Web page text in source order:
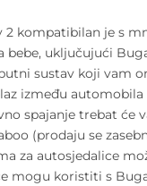
2 kompatibilan je s
bebe, uključujući
sustav koji vam
između automobila
spajanje trebat će
(prodaju se
za autosjedalice
mogu koristiti s